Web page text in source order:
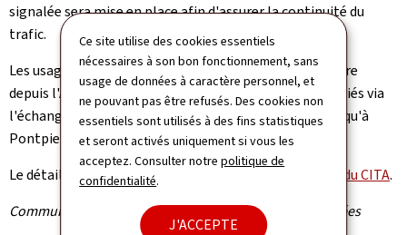
Ce site utilise des cookies essentiels
nécessaires à son bon fonctionnement, sans
usage de données à caractère personnel, et
ne pouvant pas être refusés. Des cookies non
essentiels sont utilisés à des fins statistiques
et seront activés uniquement si vous les
acceptez. Consulter notrepolitique de
confidentialité.
J'ACCEPTE
signalée sera mise en place afin d'assurer la continuité du
trafic.
Les usagères et usagers souhaitant rejoindre Pontpierre
depuis l'A4, en direction d'Esch-sur-Alzette, seront déviés via
l'échangeur de Foetz, puis par le CR164 et le CR169 jusqu'à
Pontpierre (voir également plan en annexe).
Le détail des fermetures peut être consulté
sur le site du CITA.
Communiqué par l'Administration des ponts et chaussées